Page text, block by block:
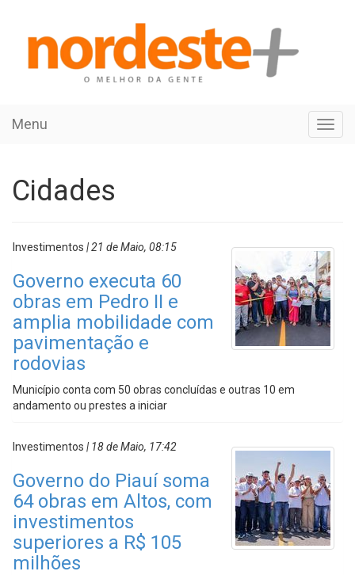
Menu
Cidades
Investimentos | 21 de Maio, 08:15
Governo executa 60
obras em Pedro II e
amplia mobilidade com
pavimentação e
rodovias
Município conta com 50 obras concluídas e outras 10 em
andamento ou prestes a iniciar
Investimentos | 18 de Maio, 17:42
Governo do Piauí soma
64 obras em Altos, com
investimentos
superiores a R$ 105
milhões